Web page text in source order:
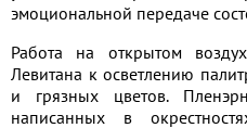
эмоциональной передаче
Работа на открытом
Левитана к осветлению
и грязных цветов.
написанных в